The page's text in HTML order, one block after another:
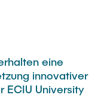
der Bildung
eine
innovativer
ECIU University